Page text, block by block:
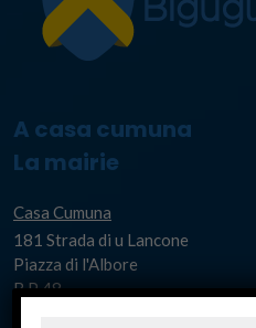
A casa cumuna
La mairie
Casa Cumuna
181 Strada di u Lancone
Piazza di l'Albore
B.P 48